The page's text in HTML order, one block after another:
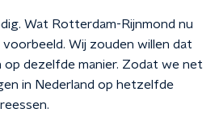
Wat Rotterdam-Rijnmond nu
Wij zouden willen dat
dezelfde manier. Zodat we net
in Nederland op hetzelfde